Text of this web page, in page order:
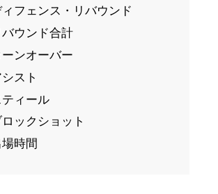
フェンス・リバウンド
バウンド合計
ーンオーバー
スト
ティール
ックショット
時間